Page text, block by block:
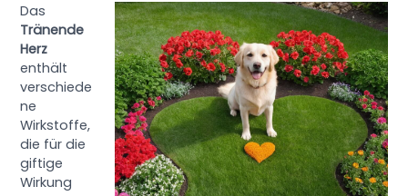
Das
Tränende
Herz
enthält
verschiede
ne
Wirkstoffe,
die für die
giftige
Wirkung